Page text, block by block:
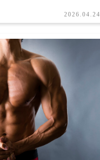
2026.04.24